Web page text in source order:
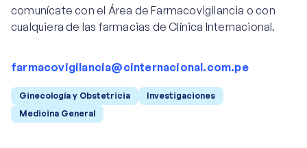
comunícate con el Área de Farmacovigilancia o con
cualquiera de las farmacias de Clínica Internacional.
farmacovigilancia@cinternacional.com.pe
Ginecología y Obstetricia
Investigaciones
Medicina General